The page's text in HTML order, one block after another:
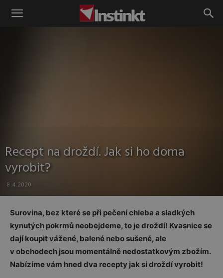
Instinkt
Recept na droždí. Jak si ho doma
vyrobit?
8.4.2020
Surovina, bez které se při pečení chleba a sladkých
kynutých pokrmů neobejdeme, to je droždí! Kvasnice se
dají koupit vážené, balené nebo sušené, ale
v obchodech jsou momentálně nedostatkovým zbožím.
Nabízíme vám hned dva recepty jak si droždí vyrobit!